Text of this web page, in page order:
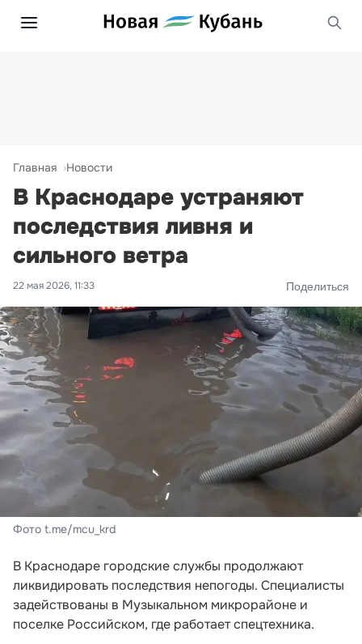
Главная Новости
В Краснодаре устраняют
последствия ливня и
сильного ветра
22 мая 2026, 11:33 Поделиться
Фото t.me/mcu_krd
В Краснодаре городские службы продолжают
ликвидировать последствия непогоды. Специалисты
задействованы в Музыкальном микрорайоне и
поселке Российском, где работает спецтехника.